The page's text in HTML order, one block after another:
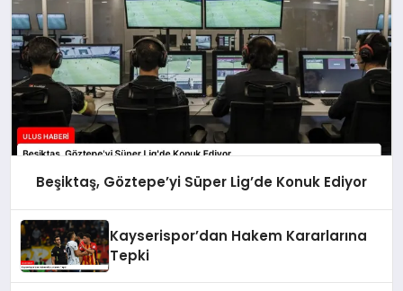
Beşiktaş, Göztepe’yi Süper Lig’de Konuk Ediyor
Kayserispor’dan Hakem Kararlarına
Tepki